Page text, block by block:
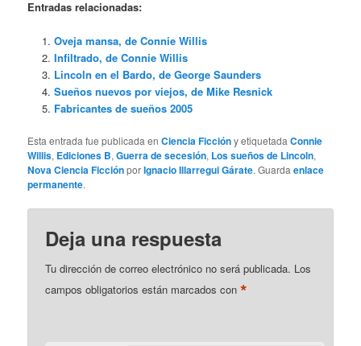
Entradas relacionadas:
Oveja mansa, de Connie Willis
Infiltrado, de Connie Willis
Lincoln en el Bardo, de George Saunders
Sueños nuevos por viejos, de Mike Resnick
Fabricantes de sueños 2005
Esta entrada fue publicada enCiencia Ficcióny etiquetadaConnie
Willis, Ediciones B,Guerra de secesión, Los sueños de Lincoln,
Nova Ciencia FicciónporIgnacio Illarregui Gárate. Guardaenlace
permanente.
Deja una respuesta
Tu dirección de correo electrónico no será publicada. Los
campos obligatorios están marcados con*